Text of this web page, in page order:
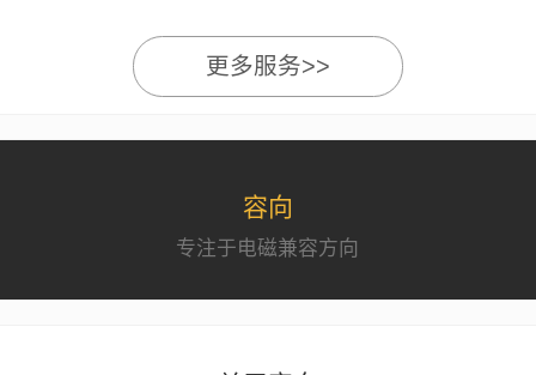
更多服务>>
容向
专注于电磁兼容方向